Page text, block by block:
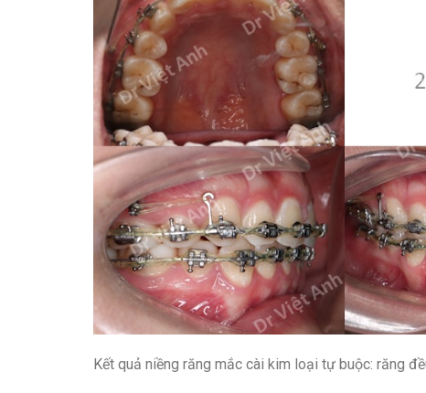
Kết quả niềng răng mắc cài kim loại tự buộc: răng